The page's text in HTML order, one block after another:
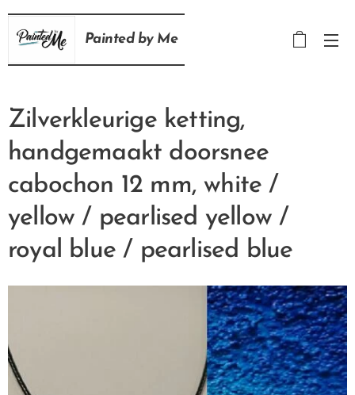
Painted byMe
Zilverkleurige ketting,
handgemaakt doorsnee
cabochon 12 mm, white /
yellow / pearlised yellow /
royal blue / pearlised blue